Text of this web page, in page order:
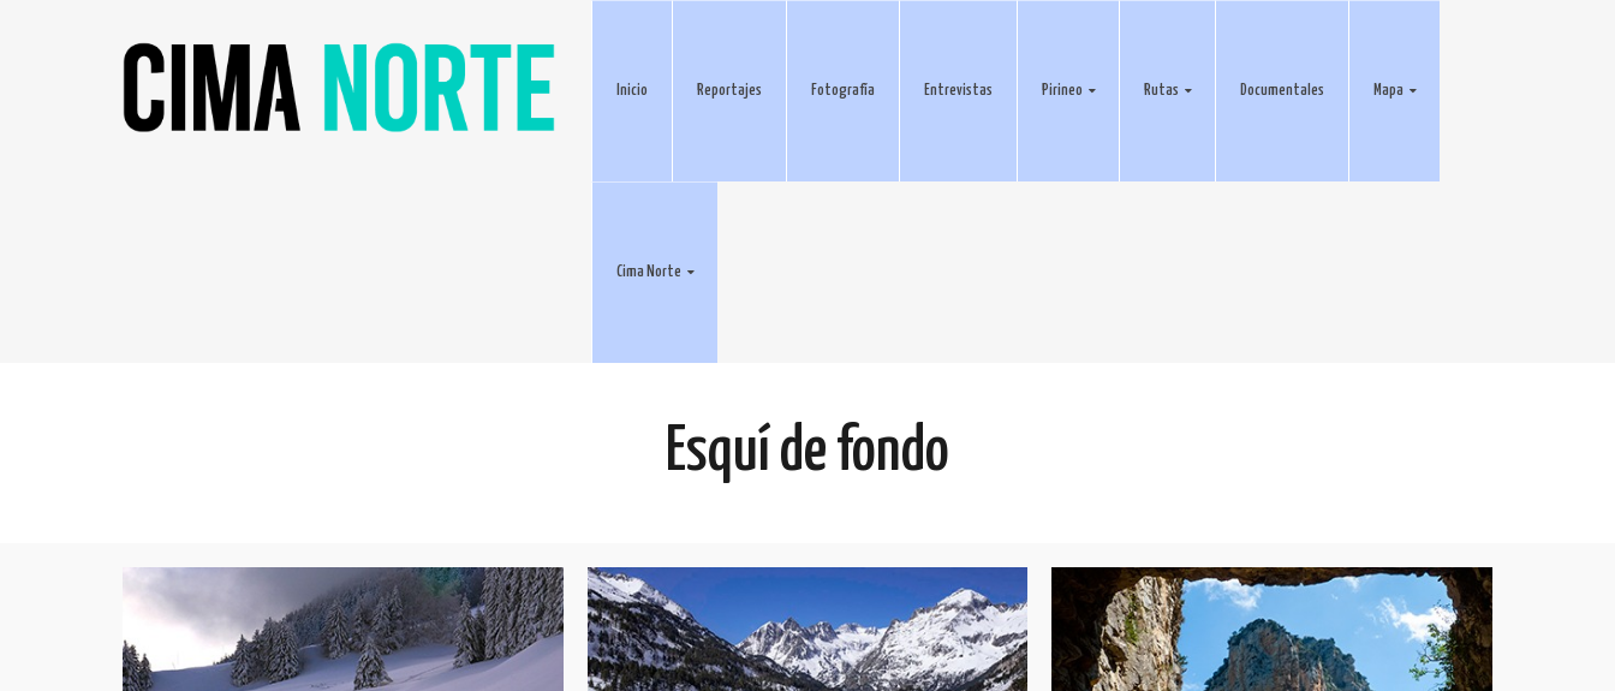
Inicio Reportajes Fotografía Entrevistas Pirineo Rutas Documentales Mapa
Cima Norte
Esquí de fondo